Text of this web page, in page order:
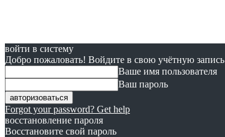
войти в систему
Добро пожаловать! Войдите в свою учётную запись
Ваше имя пользователя
Ваш пароль
Forgot your password? Get help
восстановление пароля
Восстановите свой пароль